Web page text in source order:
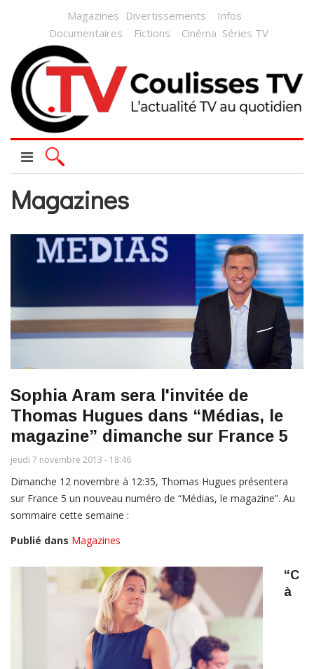
Magazines Divertissements
Infos
Documentaires
Fictions Cinéma Séries TV
Magazines
Sophia Aram sera l'invitée de
Thomas Hugues dans “Médias, le
magazine” dimanche sur France 5
jeudi 7 novembre 2013 - 18:46
Dimanche 12 novembre à 12:35, Thomas Hugues présentera
sur France 5 un nouveau numéro de “Médias, le magazine”. Au
sommaire cette semaine :
Publié dans Magazines
“C
à